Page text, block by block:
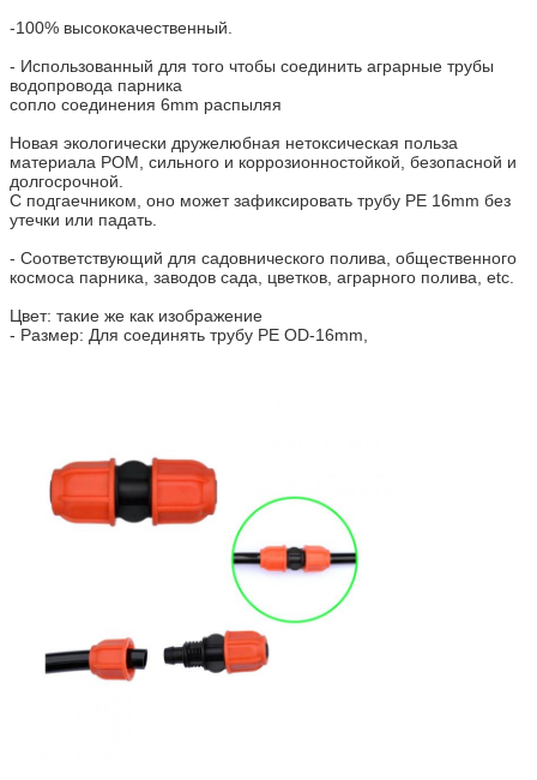
-100% высококачественный.
- Использованный для того чтобы соединить аграрные трубы
водопровода парника
сопло соединения 6mm распыляя
Новая экологически дружелюбная нетоксическая польза
материала POM, сильного и коррозионностойкой, безопасной и
долгосрочной.
С подгаечником, оно может зафиксировать трубу PE 16mm без
утечки или падать.
- Соответствующий для садовнического полива, общественного
космоса парника, заводов сада, цветков, аграрного полива, etc.
Цвет: такие же как изображение
- Размер: Для соединять трубу PE OD-16mm,